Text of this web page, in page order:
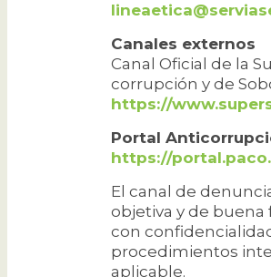
Canales externos
Canal Oficial de la
corrupción y de
https://
Portal
https://
El canal de
objetiva y de buena
con
procedimientos
aplicable.